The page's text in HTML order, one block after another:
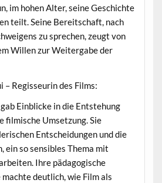
im hohen Alter, seine Geschichte
teilt. Seine Bereitschaft, nach
zu sprechen, zeugt von
Willen zur Weitergabe der
– Regisseurin des Films:
Einblicke in die Entstehung
filmische Umsetzung. Sie
Entscheidungen und die
ein so sensibles Thema mit
Ihre pädagogische
deutlich, wie Film als